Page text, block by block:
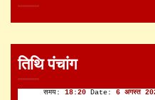
तिथि पंचांग